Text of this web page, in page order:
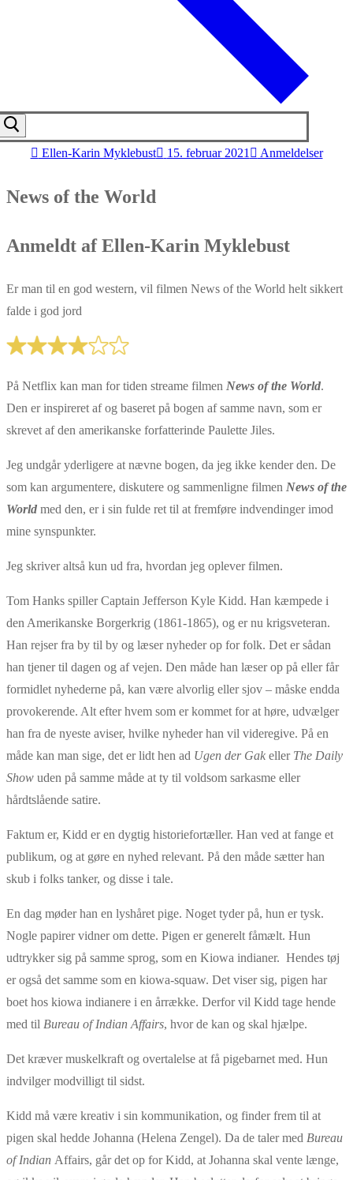
Ellen-Karin Myklebust 15. februar 2021 Anmeldelser
News of the World
Anmeldt af Ellen-Karin Myklebust
Er man til en god western, vil filmen News of the World helt sikkert
falde i god jord
På Netflix kan man for tiden streame filmen News of the World.
Den er inspireret af og baseret på bogen af samme navn, som er
skrevet af den amerikanske forfatterinde Paulette Jiles.
Jeg undgår yderligere at nævne bogen, da jeg ikke kender den. De
som kan argumentere, diskutere og sammenligne filmen News of the
World med den, er i sin fulde ret til at fremføre indvendinger imod
mine synspunkter.
Jeg skriver altså kun ud fra, hvordan jeg oplever filmen.
Tom Hanks spiller Captain Jefferson Kyle Kidd. Han kæmpede i
den Amerikanske Borgerkrig (1861-1865), og er nu krigsveteran.
Han rejser fra by til by og læser nyheder op for folk. Det er sådan
han tjener til dagen og af vejen. Den måde han læser op på eller får
formidlet nyhederne på, kan være alvorlig eller sjov – måske endda
provokerende. Alt efter hvem som er kommet for at høre, udvælger
han fra de nyeste aviser, hvilke nyheder han vil videregive. På en
måde kan man sige, det er lidt hen ad Ugen der Gak eller The Daily
Show uden på samme måde at ty til voldsom sarkasme eller
hårdtslående satire.
Faktum er, Kidd er en dygtig historiefortæller. Han ved at fange et
publikum, og at gøre en nyhed relevant. På den måde sætter han
skub i folks tanker, og disse i tale.
En dag møder han en lyshåret pige. Noget tyder på, hun er tysk.
Nogle papirer vidner om dette. Pigen er generelt fåmælt. Hun
udtrykker sig på samme sprog, som en Kiowa indianer. Hendes tøj
er også det samme som en kiowa-squaw. Det viser sig, pigen har
boet hos kiowa indianere i en årrække. Derfor vil Kidd tage hende
med til Bureau of Indian Affairs, hvor de kan og skal hjælpe.
Det kræver muskelkraft og overtalelse at få pigebarnet med. Hun
indvilger modvilligt til sidst.
Kidd må være kreativ i sin kommunikation, og finder frem til at
pigen skal hedde Johanna (Helena Zengel). Da de taler med Bureau
of Indian Affairs, går det op for Kidd, at Johanna skal vente længe,